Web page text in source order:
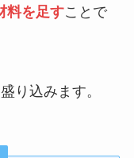
料を足すことで
り込みます。